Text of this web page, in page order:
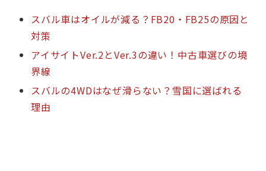
スバル車はオイルが減る？FB20・FB25の原因と
対策
アイサイトVer.2とVer.3の違い！中古車選びの境
界線
スバルの4WDはなぜ滑らない？雪国に選ばれる
理由